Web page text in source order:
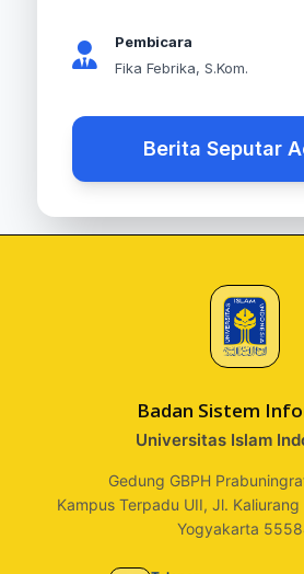
Pembicara
Fika Febrika, S.Kom.
Berita Seputar
Badan Sistem
Universitas Islam
Gedung GBPH
Kampus Terpadu UII, Jl.
Yogyakarta